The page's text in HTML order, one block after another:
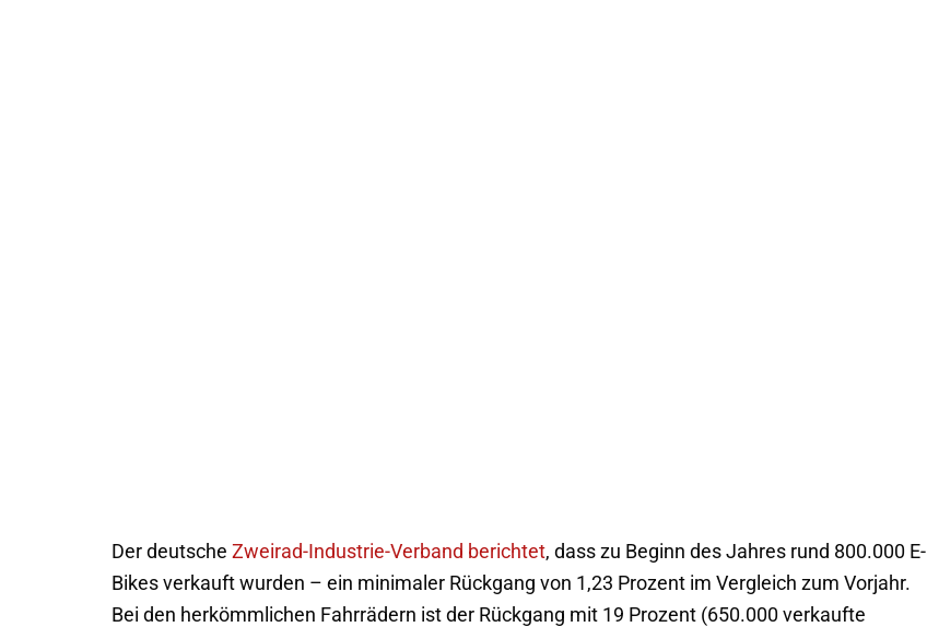
Der deutsche Zweirad-Industrie-Verband berichtet, dass zu Beginn des Jahres rund 800.000 E-
Bikes verkauft wurden – ein minimaler Rückgang von 1,23 Prozent im Vergleich zum Vorjahr.
Bei den herkömmlichen Fahrrädern ist der Rückgang mit 19 Prozent (650.000 verkaufte